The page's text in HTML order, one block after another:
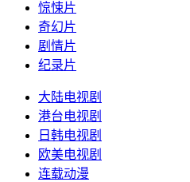
惊悚片
奇幻片
剧情片
纪录片
大陆电视剧
港台电视剧
日韩电视剧
欧美电视剧
连载动漫